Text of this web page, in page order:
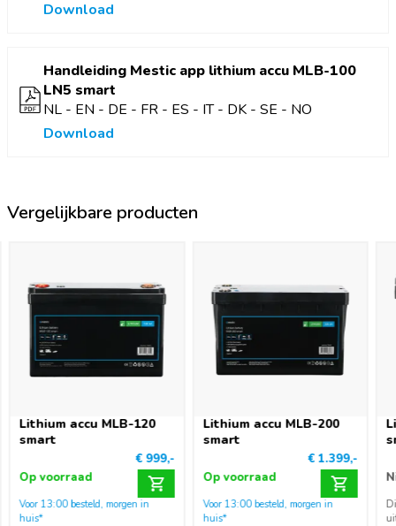
3000 levenscyclus bij regelmatig gebruik
Download
Handleiding Mestic app lithium accu MLB-100
LN5 smart
NL - EN - DE - FR - ES - IT - DK - SE - NO
Download
Vergelijkbare producten
Lithium accu MLB-120
smart
€ 999,-
Op voorraad
Voor 13:00 besteld, morgen in
huis*
Lithium accu MLB-200
smart
€ 1.399,-
Op voorraad
Voor 13:00 besteld, morgen in
huis*